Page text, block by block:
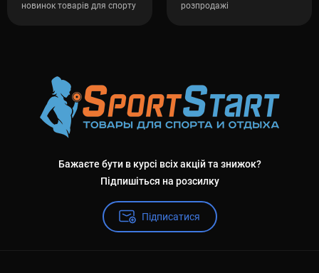
новинок товарів для спорту
розпродажі
Бажаєте бути в курсі всіх акцій та знижок?
Підпишіться на розсилку
Підписатися